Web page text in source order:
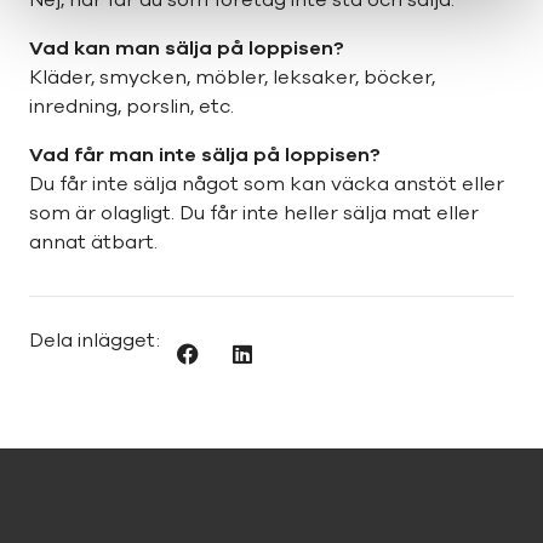
Vad kan man sälja på loppisen?
Kläder, smycken, möbler, leksaker, böcker,
inredning, porslin, etc.
Vad får man inte sälja på loppisen?
Du får inte sälja något som kan väcka anstöt eller
som är olagligt. Du får inte heller sälja mat eller
annat ätbart.
Dela inlägget: